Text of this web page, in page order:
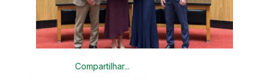
Compartilhar...